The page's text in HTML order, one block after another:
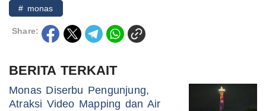
# monas
Share:
BERITA TERKAIT
Monas Diserbu Pengunjung,
Atraksi Video Mapping dan Air